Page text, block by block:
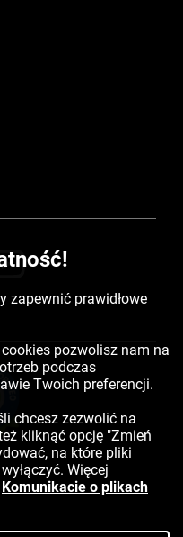
zapewnić prawidłowe
pozwolisz nam na
podczas
Twoich preferencji.
chcesz zezwolić na
kliknąć opcję "Zmień
na które pliki
Więcej
Komunikacie o plikach